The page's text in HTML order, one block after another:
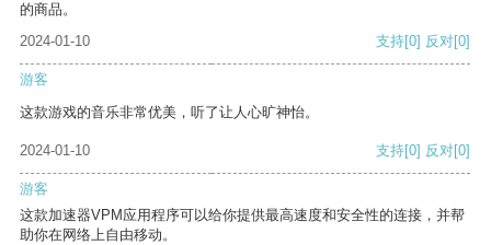
的商品。
2024-01-10
支持[0] 反对[0]
游客
这款游戏的音乐非常优美，听了让人心旷神怡。
2024-01-10 支持[0] 反对[0]
游客
这款加速器VPM应用程序可以给你提供最高速度和安全性的连接，并帮
助你在网络上自由移动。